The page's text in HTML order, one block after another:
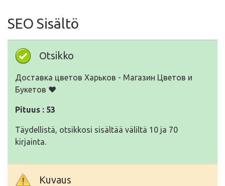
SEO Sisältö
Otsikko
Доставка цветов Харьков - Магазин Цветов и
Букетов ❤️
Pituus : 53
Täydellistä, otsikkosi sisältää väliltä 10 ja 70
kirjainta.
Kuvaus